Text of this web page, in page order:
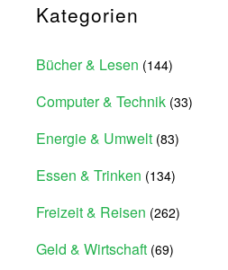
Kategorien
Bücher & Lesen (144)
Computer & Technik (33)
Energie & Umwelt (83)
Essen & Trinken (134)
Freizeit & Reisen (262)
Geld & Wirtschaft (69)